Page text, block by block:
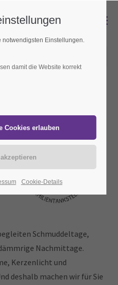
Schmuddeltage,
Nachmittage.
Kerzenlicht und
deshalb machen wir für Sie
notwendigsten Einstellungen.
damit die Website korrekt
Cookie-Details